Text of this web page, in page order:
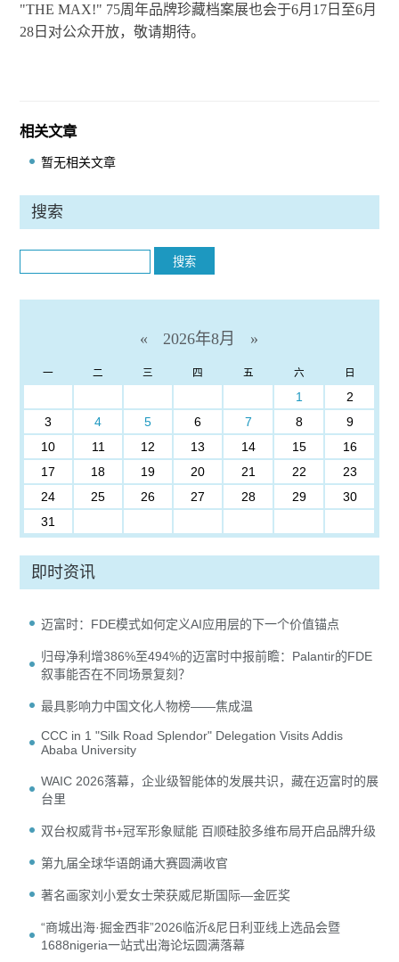
"THE MAX!" 75周年品牌珍藏档案展也会于6月17日至6月
28日对公众开放，敬请期待。
相关文章
暂无相关文章
搜索
Search
« 2026年8月 »
一 二 三 四 五 六 日
1
2
3
4 5 6 7 8
9
10
11 12 13 14 15
16
17
18 19 20 21 22
23
24
25 26 27 28 29
30
31
即时资讯
迈富时：FDE模式如何定义AI应用层的下一个价值锚点
归母净利增386%至494%的迈富时中报前瞻：Palantir的FDE
叙事能否在不同场景复刻？
最具影响力中国文化人物榜——焦成温
CCC in 1 "Silk Road Splendor" Delegation Visits Addis
Ababa University
WAIC 2026落幕，企业级智能体的发展共识，藏在迈富时的展
台里
双台权威背书+冠军形象赋能 百顺硅胶多维布局开启品牌升级
第九届全球华语朗诵大赛圆满收官
著名画家刘小爱女士荣获威尼斯国际—金匠奖
“商城出海·掘金西非”2026临沂&尼日利亚线上选品会暨
1688nigeria一站式出海论坛圆满落幕